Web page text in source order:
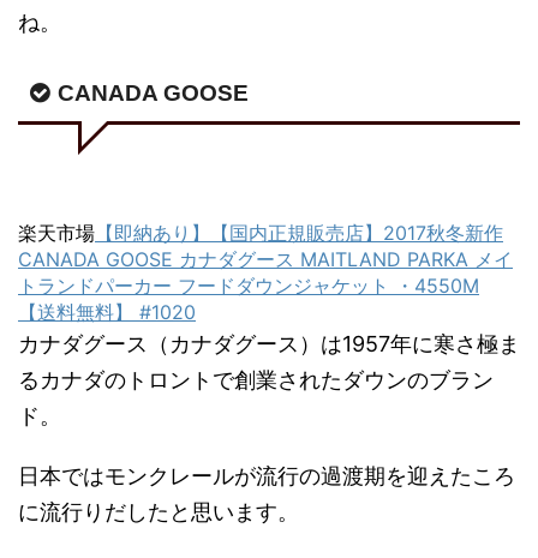
ね。
CANADA GOOSE
楽天市場 【即納あり】【国内正規販売店】2017秋冬新作
CANADA GOOSE カナダグース MAITLAND PARKA メイ
トランドパーカー フードダウンジャケット ・4550M
【送料無料】 #1020
カナダグース（カナダグース）は1957年に寒さ極ま
るカナダのトロントで創業されたダウンのブラン
ド。
日本ではモンクレールが流行の過渡期を迎えたころ
に流行りだしたと思います。